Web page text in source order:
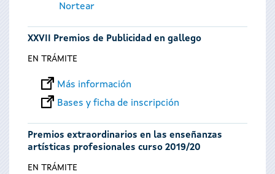
Nortear
XXVII Premios de Publicidad en gallego
EN TRÁMITE
Más información
Bases y ficha de inscripción
Premios extraordinarios en las enseñanzas
artísticas profesionales curso 2019/20
EN TRÁMITE